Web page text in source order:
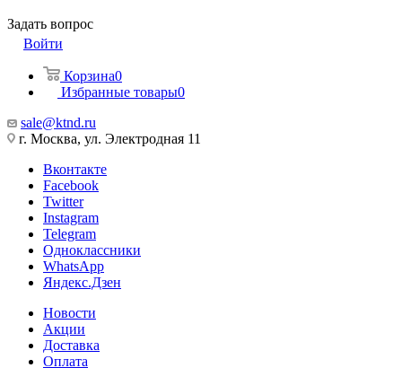
Задать вопрос
Войти
Корзина0
Избранные товары0
sale@ktnd.ru
г. Москва, ул. Электродная 11
Вконтакте
Facebook
Twitter
Instagram
Telegram
Одноклассники
WhatsApp
Яндекс.Дзен
Новости
Акции
Доставка
Оплата